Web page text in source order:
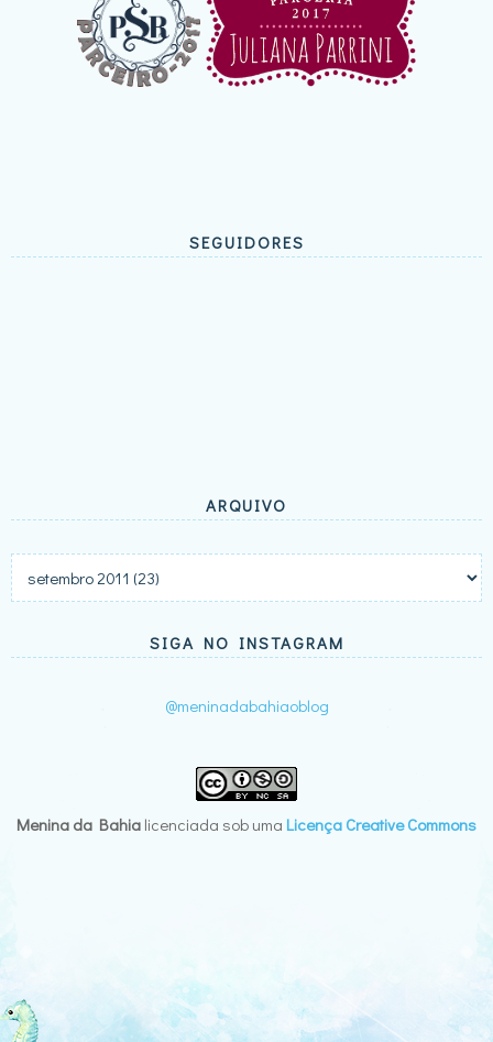
SEGUIDORES
ARQUIVO
SIGA NO INSTAGRAM
@meninadabahiaoblog
Menina da Bahia licenciada sob uma Licença Creative Commons